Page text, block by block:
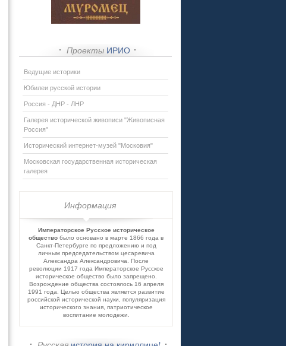
Проекты ИРИО
Ведущие историки
Юбилеи русской истории
Россия - ДНР - ЛНР
Галерея исторической живописи "Живописная
Россия"
Исторический интернет-музей "Московия"
Московская государственная историческая
галерея
Информация
Императорское Русское историческое
общество было основано в марте 1866 года в
Санкт-Петербурге по предложению и под
личным председательством цесаревича
Александра Александровича. После
революции 1917 года Императорское Русское
историческое общество было запрещено.
Возрождение общества состоялось 16 апреля
1991 года. Целью общества является развитие
российской исторической науки, популяризация
исторического знания, патриотическое
воспитание молодежи.